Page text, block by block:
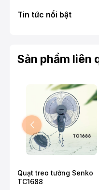
Tin tức nổi bật
Sản phẩm liên
Quạt treo tường Senko
TC1688